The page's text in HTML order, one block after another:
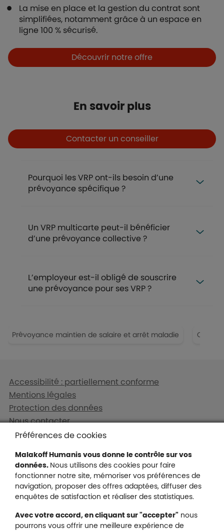
La mise en place et la gestion du contrat sont
simplifiées, notamment grâce à un espace en
ligne 100 % sécurisé.
Boutons et liensDécouvrir notre offre
En savoir plus
Boutons
Boutons et liensContacter un conseiller
Pourquoi les VRP ont-ils besoin d’une
prévoyance spécifique ?
Un VRP multicarte peut-il bénéficier
d’une prévoyance collective ?
L’employeur est-il obligé de souscrire
une prévoyance pour ses VRP ?
Prévoyance maintien de salaire et arrêt maladie
Liens en bas de page
Accessibilité : partiellement conforme
Mentions légales
Protection des données
Nous contacter
Plan du site
Malakoff Humanis sur Facebook
Malakoff Humanis sur YouTube
Malakoff Humanis sur X
Malakoff Humanis
Footer autres sites
Préférences de cookies
Malakoff Humanis vous donne le contrôle sur vos
données. Nous utilisons des cookies pour faire
fonctionner notre site, mémoriser vos préférences de
navigation, proposer des offres adaptées, diffuser des
enquêtes de satisfaction et réaliser des statistiques.
Avec votre accord, en cliquant sur "accepter" nous
pourrons vous offrir une meilleure expérience de